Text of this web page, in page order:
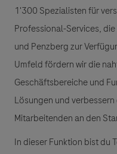
1'300 Spezialisten für
Professional-Services,
und Penzberg zur
Umfeld fördern wir die
Geschäftsbereiche und
Lösungen und
Mitarbeitenden an den
In dieser Funktion bist du